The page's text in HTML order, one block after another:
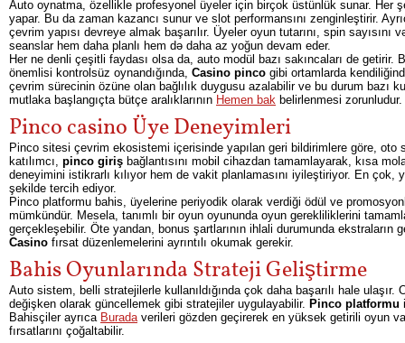
Auto oynatma, özellikle profesyonel üyeler için birçok üstünlük sunar. Her
yapar. Bu da zaman kazancı sunur ve slot performansını zenginleştirir.
çevrim yapısı devreye almak başarılır. Üyeler oyun tutarını, spin
seanslar hem daha planlı hem də daha az yoğun devam eder.
Her ne denli çeşitli faydası olsa da, auto modül bazı sakıncaları de
önemlisi kontrolsüz oynandığında, Casino pinco gibi ortamlarda
çevrim sürecinin özüne olan bağlılık duygusu azalabilir ve bu durum bazı
mutlaka başlangıçta bütçe aralıklarının Hemen bak belirlenmesi zorunludur.
Pinco casino Üye Deneyimleri
Pinco sitesi çevrim ekosistemi içerisinde yapılan geri bildirimlere göre,
katılımcı, pinco giriş bağlantısını mobil cihazdan tamamlayarak, kısa
deneyimini istikrarlı kılıyor hem de vakit planlamasını iyileştiriyor. En
şekilde tercih ediyor.
Pinco platformu bahis, üyelerine periyodik olarak verdiği ödül ve
mümkündür. Mesela, tanımlı bir oyun oyununda oyun gerekliliklerini
gerçekleşebilir. Öte yandan, bonus şartlarının ihlali durumunda
Casino fırsat düzenlemelerini ayrıntılı okumak gerekir.
Bahis Oyunlarında Strateji Geliştirme
Auto sistem, belli stratejilerle kullanıldığında çok daha başarılı hale
değişken olarak güncellemek gibi stratejiler uygulayabilir. Pinco platformu
Bahisçiler ayrıca Buradaverileri gözden geçirerek en yüksek getirili oyun
fırsatlarını çoğaltabilir.